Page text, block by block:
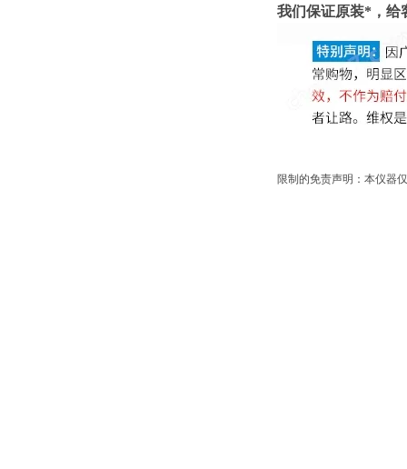
我们保证原装*，给
限制的免责声明：本仪器